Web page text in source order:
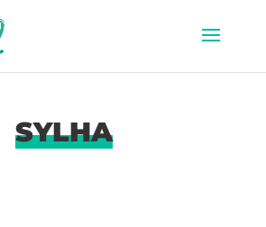
SYLHA